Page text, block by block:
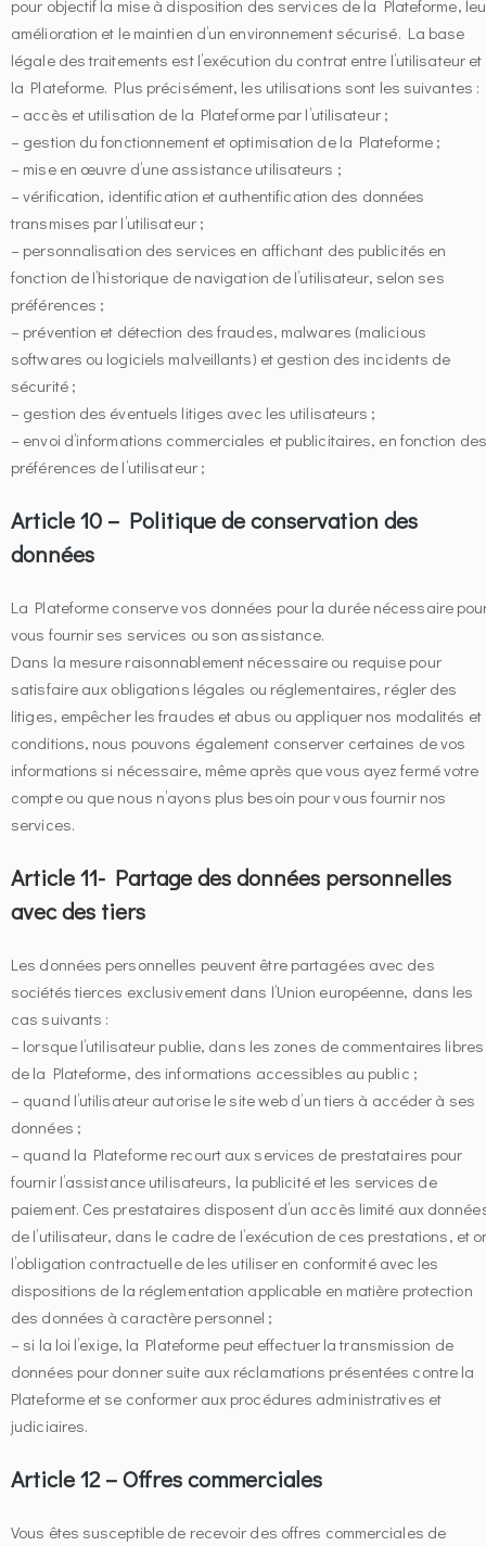
pour objectif la mise à disposition des services de la Plateforme,
amélioration et le maintien d’un environnement sécurisé. La base
légale des traitements est l’exécution du contrat entre l’utilisateur et
la Plateforme. Plus précisément, les utilisations sont les suivantes :
– accès et utilisation de la Plateforme par l’utilisateur ;
– gestion du fonctionnement et optimisation de la Plateforme ;
– mise en œuvre d’une assistance utilisateurs ;
– vérification, identification et authentification des données
transmises par l’utilisateur ;
– personnalisation des services en affichant des publicités en
fonction de l’historique de navigation de l’utilisateur, selon ses
préférences ;
– prévention et détection des fraudes, malwares (malicious
softwares ou logiciels malveillants) et gestion des incidents de
sécurité ;
– gestion des éventuels litiges avec les utilisateurs ;
– envoi d’informations commerciales et publicitaires, en fonction des
préférences de l’utilisateur ;
Article 10 – Politique de conservation des
données
La Plateforme conserve vos données pour la durée nécessaire
vous fournir ses services ou son assistance.
Dans la mesure raisonnablement nécessaire ou requise pour
satisfaire aux obligations légales ou réglementaires, régler des
litiges, empêcher les fraudes et abus ou appliquer nos modalités et
conditions, nous pouvons également conserver certaines de vos
informations si nécessaire, même après que vous ayez fermé votre
compte ou que nous n’ayons plus besoin pour vous fournir nos
services.
Article 11- Partage des données personnelles
avec des tiers
Les données personnelles peuvent être partagées avec des
sociétés tierces exclusivement dans l’Union européenne, dans les
cas suivants :
– lorsque l’utilisateur publie, dans les zones de commentaires libres
de la Plateforme, des informations accessibles au public ;
– quand l’utilisateur autorise le site web d’un tiers à accéder à ses
données ;
– quand la Plateforme recourt aux services de prestataires pour
fournir l’assistance utilisateurs, la publicité et les services de
paiement. Ces prestataires disposent d’un accès limité aux
de l’utilisateur, dans le cadre de l’exécution de ces prestations, et
l’obligation contractuelle de les utiliser en conformité avec les
dispositions de la réglementation applicable en matière protection
des données à caractère personnel ;
– si la loi l’exige, la Plateforme peut effectuer la transmission de
données pour donner suite aux réclamations présentées contre la
Plateforme et se conformer aux procédures administratives et
judiciaires.
Article 12 – Offres commerciales
Vous êtes susceptible de recevoir des offres commerciales de